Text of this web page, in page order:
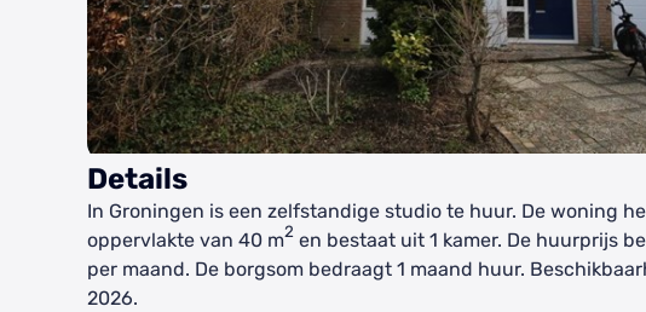
Details
In Groningen is een zelfstandige studio te huur. De woning
oppervlakte van 40 m2 en bestaat uit 1 kamer. De huurprijs
per maand. De borgsom bedraagt 1 maand huur.
2026.